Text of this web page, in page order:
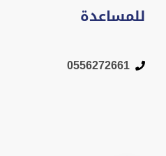
للمساعدة
0556272661